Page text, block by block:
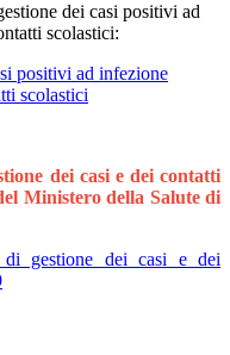
dei casi positivi ad
scolastici:
positivi ad infezione
scolastici
dei casi e dei contatti
Ministero della Salute di
di gestione dei casi e dei